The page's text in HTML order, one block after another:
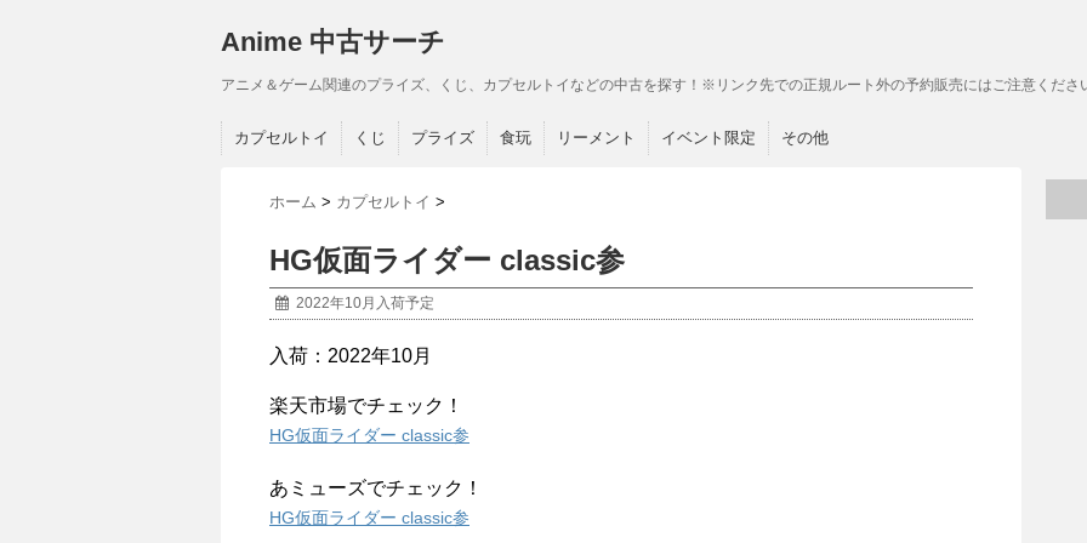
Anime 中古サーチ
アニメ＆ゲーム関連のプライズ、くじ、カプセルトイなどの中古を探す！※リンク先での正規ルート外の予約販売にはご注意くださ
カプセルトイ くじ プライズ 食玩 リーメント イベント限定 その他
ホーム > カプセルトイ >
HG仮面ライダー classic参
2022年10月入荷予定
入荷：2022年10月
楽天市場でチェック！
HG仮面ライダー classic参
あミューズでチェック！
HG仮面ライダー classic参